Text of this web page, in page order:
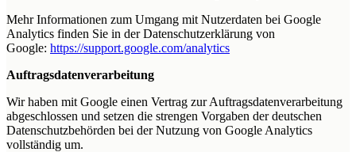
Mehr Informationen zum Umgang mit Nutzerdaten bei Google
Analytics finden Sie in der Datenschutzerklärung von
Google: https://support.google.com/analytics
Auftragsdatenverarbeitung
Wir haben mit Google einen Vertrag zur Auftragsdatenverarbeitung
abgeschlossen und setzen die strengen Vorgaben der deutschen
Datenschutzbehörden bei der Nutzung von Google Analytics
vollständig um.